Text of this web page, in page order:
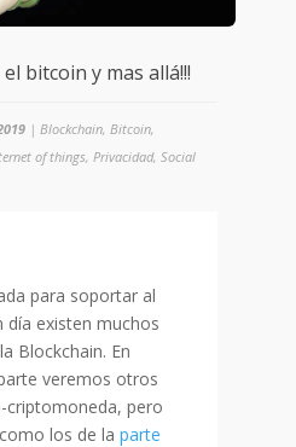
bitcoin y mas allá!!!
| Blockchain, Bitcoin,
of things, Privacidad, Social
para soportar al
día existen muchos
Blockchain. En
veremos otros
criptomoneda, pero
los de la parte